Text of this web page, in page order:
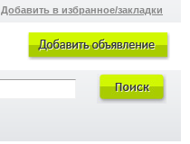
Добавить в избранное/закладки